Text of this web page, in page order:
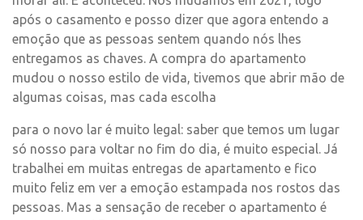
após o casamento e posso dizer que agora entendo a
emoção que as pessoas sentem quando nós lhes
entregamos as chaves. A compra do apartamento
mudou o nosso estilo de vida, tivemos que abrir mão de
algumas coisas, mas cada escolha
para o novo lar é muito legal: saber que temos um lugar
só nosso para voltar no fim do dia, é muito especial. Já
trabalhei em muitas entregas de apartamento e fico
muito feliz em ver a emoção estampada nos rostos das
pessoas. Mas a sensação de receber o apartamento é